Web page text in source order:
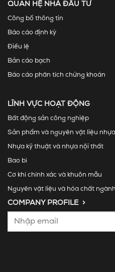
QUAN HỆ NHÀ ĐẦU TƯ
Công bố thông tin
Báo cáo định kỳ
Điều lệ
Bản cáo bạch
Báo cáo phân tích chứng khoán
LĨNH VỰC HOẠT ĐỘNG
Bất động sản công nghiệp
Sản phẩm và nguyên vật liệu
Nhựa kỹ thuật và nhựa nội thất
Bao bì
Cơ khí chính xác và khuôn mẫu
Nguyên vật liệu và hóa chất
COMPANY PROFILE >